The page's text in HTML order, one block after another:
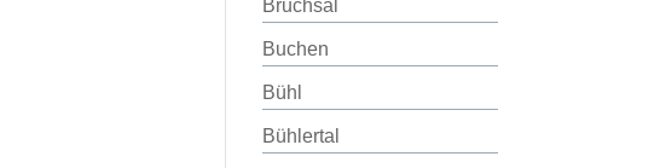
Bruchsal
Buchen
Bühl
Bühlertal